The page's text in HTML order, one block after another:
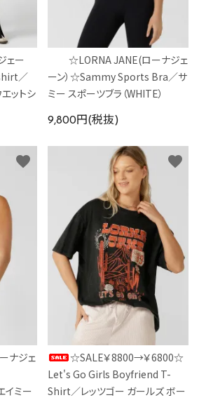
ェー
／
ットシ
☆LORNA JANE(ローナジェ
ーン）☆Sammy Sports Bra／サ
ミー スポーツブラ（WHITE）
9,800円(税抜)
ナジェ
ミー
favorite
☆SALE￥8800→￥6800☆
Let's Go Girls Boyfriend T-
Shirt／レッツゴー ガールズ ボー
favorite